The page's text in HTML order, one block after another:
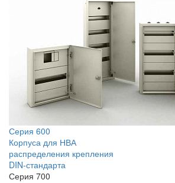
Серия 600
Корпуса для НВА
распределения крепления
DIN-стандарта
Серия 700